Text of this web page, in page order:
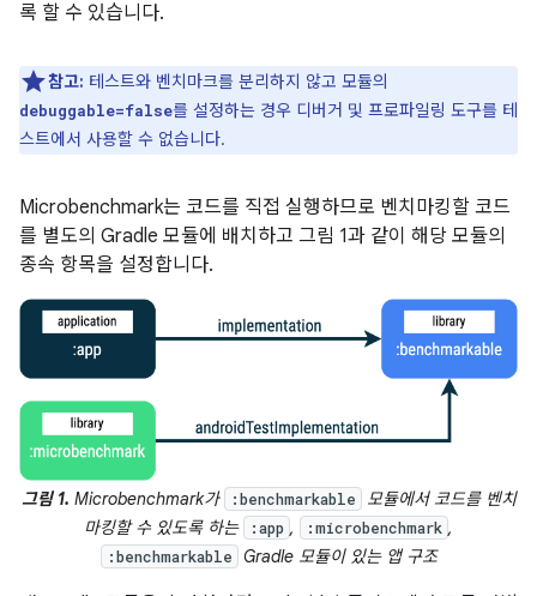
록 할 수 있습니다.
참고: 테스트와 벤치마크를 분리하지 않고 모듈의
debuggable=false를 설정하는 경우 디버거 및 프로파일링 도구를 테
스트에서 사용할 수 없습니다.
Microbenchmark는 코드를 직접 실행하므로 벤치마킹할 코드
를 별도의 Gradle 모듈에 배치하고 그림 1과 같이 해당 모듈의
종속 항목을 설정합니다.
그림 1. Microbenchmark가 :benchmarkable
모듈에서 코드를 벤치
마킹할 수 있도록 하는
:app , :microbenchmark ,
:benchmarkable Gradle 모듈이 있는 앱 구조